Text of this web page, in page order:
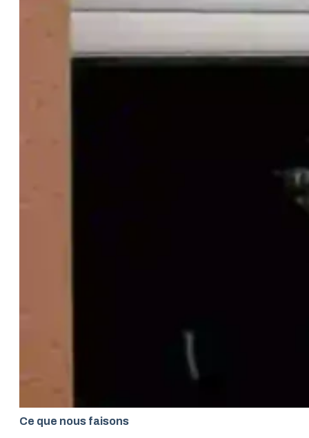
Ce que nous faisons